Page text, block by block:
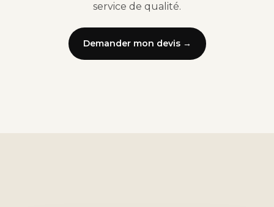
service de qualité.
Demander mon devis →